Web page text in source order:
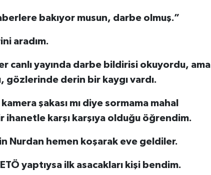
bakıyor musun, darbe olmuş.”
aradım.
canlı yayında darbe bildirisi okuyordu, ama
gözlerinde derin bir kaygı vardı.
şakası mı diye sormama mahal
ihanetle karşı karşıya olduğu öğrendim.
Nurdan hemen koşarak eve geldiler.
yaptıysa ilk asacakları kişi bendim.